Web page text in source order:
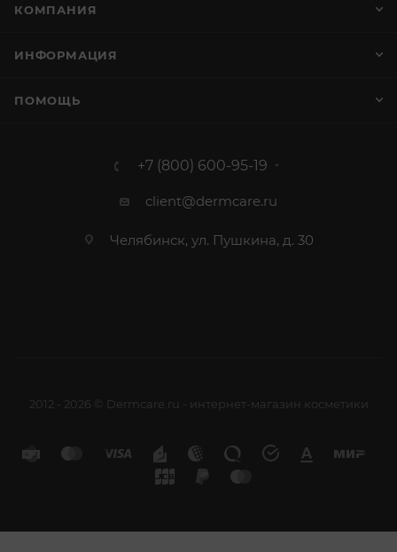
КОМПАНИЯ
ИНФОРМАЦИЯ
ПОМОЩЬ
+7 (800) 600-95-19
client@dermcare.ru
Челябинск, ул. Пушкина, д. 30
2012 - 2026 © Dermcare.ru - интернет-магазин косметики